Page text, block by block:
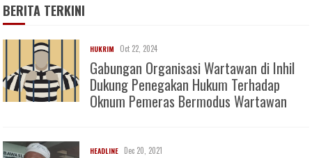
BERITA TERKINI
HUKRIM Oct 22, 2024
Gabungan Organisasi Wartawan di Inhil
Dukung Penegakan Hukum Terhadap
Oknum Pemeras Bermodus Wartawan
HEADLINE Dec 20, 2021